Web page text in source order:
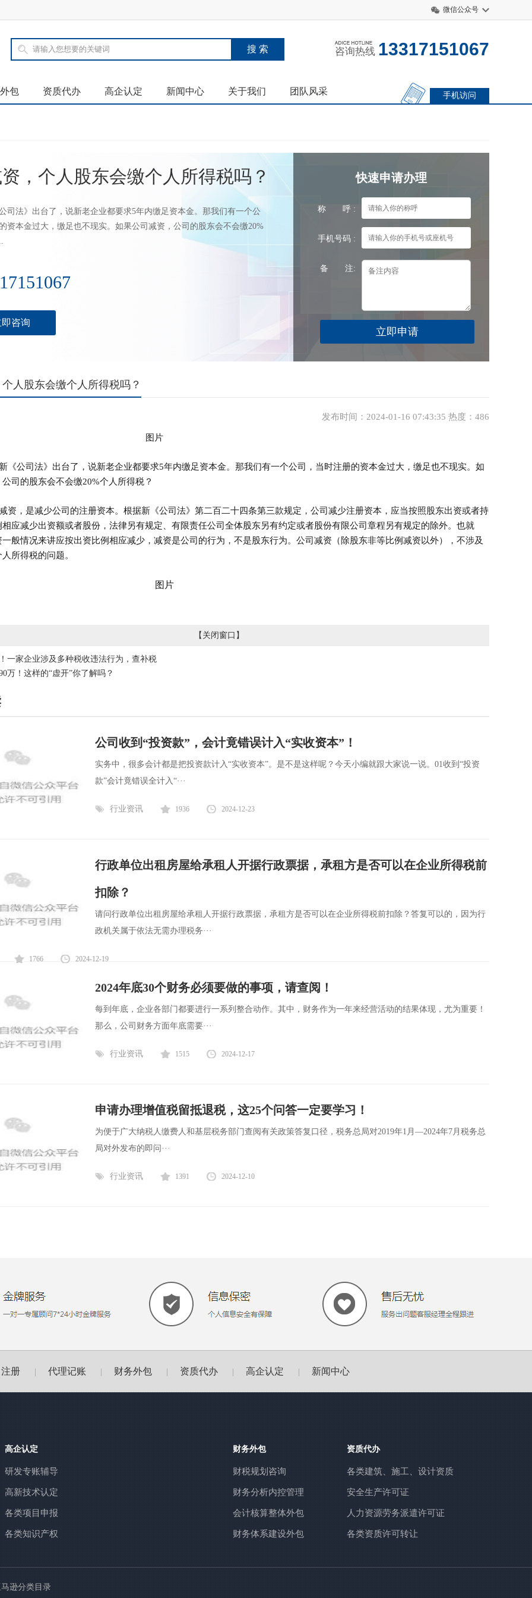
微信公众号
咨询热线 13317151067
包 资质代办 高企认定 新闻中心 关于我们 团队风采 手机访问
，个人股东会缴个人所得税吗？
司法》出台了，说新老企业都要求5年内缴足资本金。那我们有一个公
资本金过大，缴足也不现实。如果公司减资，公司的股东会不会缴20%
咨询
快速申请办理
称 呼 :
手机号码 :
备 注:
人股东会缴个人所得税吗？
发布时间：2024-01-16 07:43:35 热度：486
公司法》出台了，说新老企业都要求5年内缴足资本金。那我们有一个公司，当时注册的资本金过大，缴足也不现实。如
司的股东会不会缴20%个人所得税？
，是减少公司的注册资本。根据新《公司法》第二百二十四条第三款规定，公司减少注册资本，应当按照股东出资或者持
应减少出资额或者股份，法律另有规定、有限责任公司全体股东另有约定或者股份有限公司章程另有规定的除外。也就
般情况来讲应按出资比例相应减少，减资是公司的行为，不是股东行为。公司减资（除股东非等比例减资以外），不涉及
所得税的问题。
【 关闭窗口 】
一家企业涉及多种税收违法行为，查补税
万！这样的“虚开”你了解吗？
公司收到“投资款”，会计竟错误计入“实收资本”！
实务中，很多会计都是把投资款计入“实收资本”。是不是这样呢？今天小编就跟大家说一说。01收到“投资
款”会计竟错误全计入“···
行业资讯 1936 2024-12-23
行政单位出租房屋给承租人开据行政票据，承租方是否可以在企业所得税前
扣除？
请问行政单位出租房屋给承租人开据行政票据，承租方是否可以在企业所得税前扣除？答复可以的，因为行
政机关属于依法无需办理税务···
1766 2024-12-19
2024年底30个财务必须要做的事项，请查阅！
每到年底，企业各部门都要进行一系列整合动作。其中，财务作为一年来经营活动的结果体现，尤为重要！
那么，公司财务方面年底需要···
行业资讯 1515 2024-12-17
申请办理增值税留抵退税，这25个问答一定要学习！
为便于广大纳税人缴费人和基层税务部门查阅有关政策答复口径，税务总局对2019年1月—2024年7月税务总
局对外发布的即问···
行业资讯 1391 2024-12-10
册 代理记账 财务外包 资质代办 高企认定 新闻中心
高企认定
研发专账辅导
高新技术认定
各类项目申报
各类知识产权
财务外包
财税规划咨询
财务分析内控管理
会计核算整体外包
财务体系建设外包
资质代办
各类建筑、施工、设计资质
安全生产许可证
人力资源劳务派遣许可证
各类资质许可转让
逊分类目录